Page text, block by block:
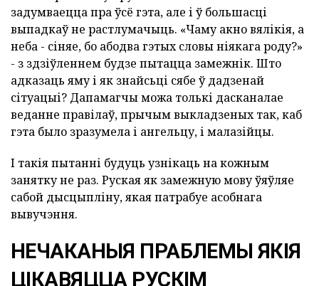
задумваецца пра ўсё гэта, але і ў большасці
выпадкаў не растлумачыць. «Чаму акно вялікія, а
неба - сіняе, бо абодва гэтых словы ніякага роду?»
- з здзіўленнем будзе пытацца замежнік. Што
адказаць яму і як знайсьці сябе ў дадзенай
сітуацыі? Дапамагчы можа толькі дасканалае
веданне правілаў, прычым выкладзеных так, каб
гэта было зразумела і ангельцу, і малазійцы.
І такія пытанні будуць узнікаць на кожным
занятку не раз. Руская як замежную мовуўяўляе
сабой дысцыпліну, якая патрабуе асобнага
вывучэння.
НЕЧАКАНЫЯ ПРАБЛЕМЫ ЯКІЯ
ЦІКАВЯЦЦА РУСКІМ